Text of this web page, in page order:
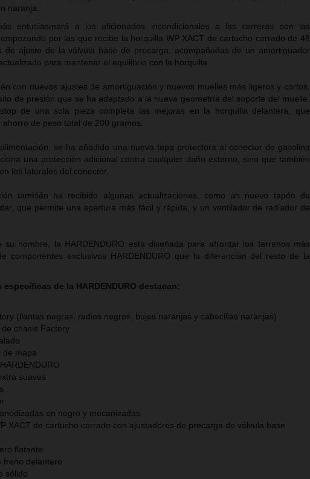
naranja.
entusiasmará a los aficionados incondicionales a las carreras son las
por las que recibe la horquilla WP XACT de cartucho cerrado de 48
de ajuste de la válvula base de precarga, acompañadas de un amortiguador
para mantener el equilibrio con la horquilla.
con nuevos ajustes de amortiguación y nuevos muelles más ligeros y cortos,
de presión que se ha adaptado a la nueva geometría del soporte del muelle.
de una sola pieza completa las mejoras en la horquilla delantera, que
de peso total de 200 gramos.
se ha añadido una nueva tapa protectora al conector de gasolina
una protección adicional contra cualquier daño externo, sino que también
los laterales del conector.
también ha recibido algunas actualizaciones, como un nuevo tapón de
que permite una apertura más fácil y rápida, y un ventilador de radiador de
nombre, la HARDENDURO está diseñada para afrontar los terrenos más
componentes exclusivos HARDENDURO que la diferencian del resto de la
de la HARDENDURO destacan:
(llantas negras, radios negros, bujes naranjas y cabecillas naranjas)
chasis Factory
de mapa
suaves
en negro y mecanizadas
XACT de cartucho cerrado con ajustadores de precarga de válvula base
flotante
freno delantero
sólido